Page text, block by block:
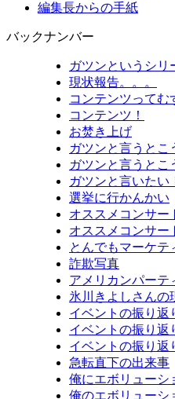
編集長からの手紙
バックナンバー
ガツンというシリ
現状報告。。。
コンテンツってむ
コンテンツ！
お焚き上げ
ガツンと言うと
ガツンと言うとこ
ガツンと言いたい
選挙に行かんかい
オススメコンサ
オススメコンサ
とんでもマーケテ
詐欺写真
アメリカンパーテ
氷川きよしさんの
イベントの振り返
イベントの振り返
イベントの振り返
急転直下の出来事
俺にエボリュー
俺のエボリュー